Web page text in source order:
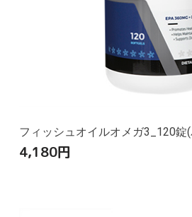
フィッシュオイルオメガ3_120錠
4,180円